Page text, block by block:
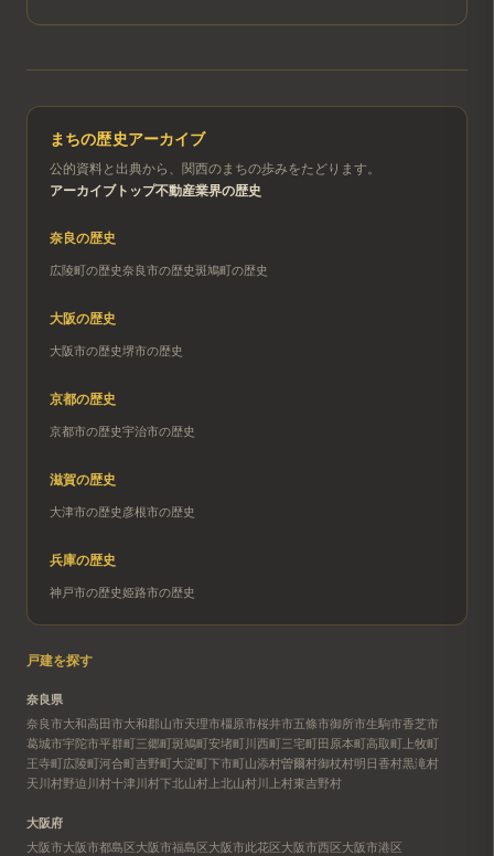
まちの歴史アーカイブ
公的資料と出典から、関西のまちの歩みをたどります。
アーカイブトップ不動産業界の歴史
奈良の歴史
広陵町の歴史奈良市の歴史斑鳩町の歴史
大阪の歴史
大阪市の歴史堺市の歴史
京都の歴史
京都市の歴史宇治市の歴史
滋賀の歴史
大津市の歴史 彦根市の歴史
兵庫の歴史
神戸市の歴史姫路市の歴史
戸建を探す
奈良県
奈良市大和高田市大和郡山市天理市橿原市桜井市五條市御所市生駒市香芝市
葛城市宇陀市平群町三郷町斑鳩町安堵町川西町三宅町田原本町高取町 上牧町
王寺町広陵町河合町吉野町大淀町下市町山添村曽爾村御杖村明日香村黒滝村
天川村野迫川村十津川村下北山村 上北山村川上村東吉野村
大阪府
大阪市大阪市都島区大阪市福島区大阪市此花区大阪市西区大阪市港区